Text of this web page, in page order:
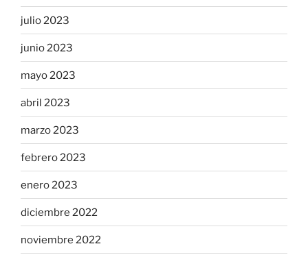
julio 2023
junio 2023
mayo 2023
abril 2023
marzo 2023
febrero 2023
enero 2023
diciembre 2022
noviembre 2022